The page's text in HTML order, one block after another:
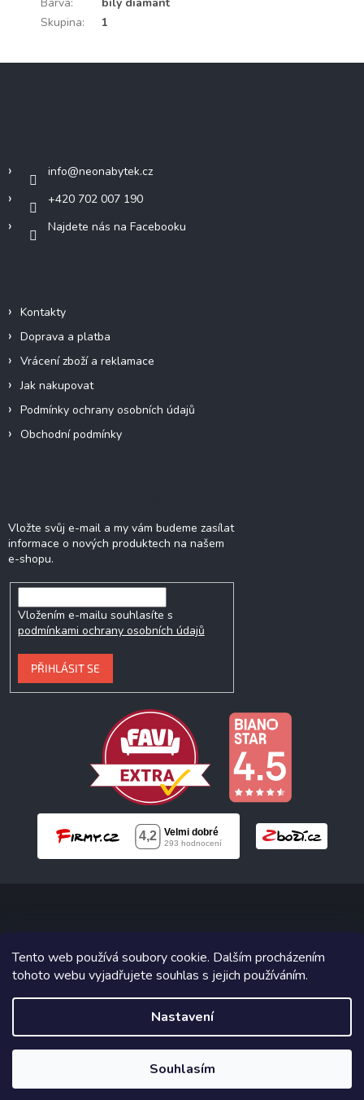
Tento web používá soubory cookie. Dalším procházením
tohoto webu vyjadřujete souhlas s jejich používáním.
Nastavení
Souhlasím
Skupina: 1
info@neonabytek.cz
+420 702 007 190
Najdete nás na Facebooku
Kontakty
Doprava a platba
Vrácení zboží a reklamace
Jak nakupovat
Podmínky ochrany osobních údajů
Obchodní podmínky
Vložte svůj e-mail a my vám budeme zasílat
informace o nových produktech na našem
e-shopu.
Vložením e-mailu souhlasíte s
podmínkami ochrany osobních údajů
PŘIHLÁSIT SE
Copyright 2026 Neonabytek.cz
. Všechna práva vyhrazena.
Grafický návrh vytvořil a na Shoptet implementoval Tomáš Hlad
Shoptetak.cz.